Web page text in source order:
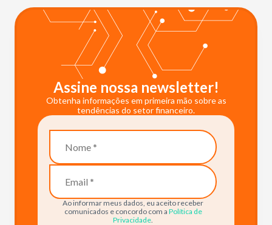
Assine nossa newsletter!
Obtenha informações em primeira mão sobre as
tendências do setor financeiro.
Ao informar meus dados, eu aceito receber
comunicados e concordo com a Política de
Privacidade.